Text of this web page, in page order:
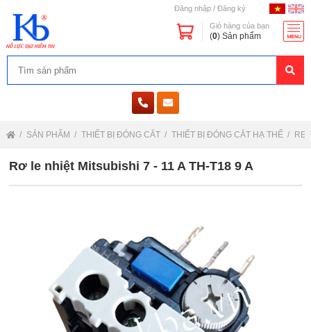
Đăng nhập / Đăng ký
Giỏ hàng của bạn
(0) Sản phẩm
SẢN PHẨM THIẾT BỊ ĐÓNG CẮT THIẾT BỊ ĐÓNG CẮT HẠ THẾ
Rơ le nhiệt Mitsubishi 7 - 11 A TH-T18 9 A